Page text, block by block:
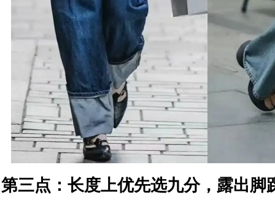
第三点：长度上优先选九分，露出脚